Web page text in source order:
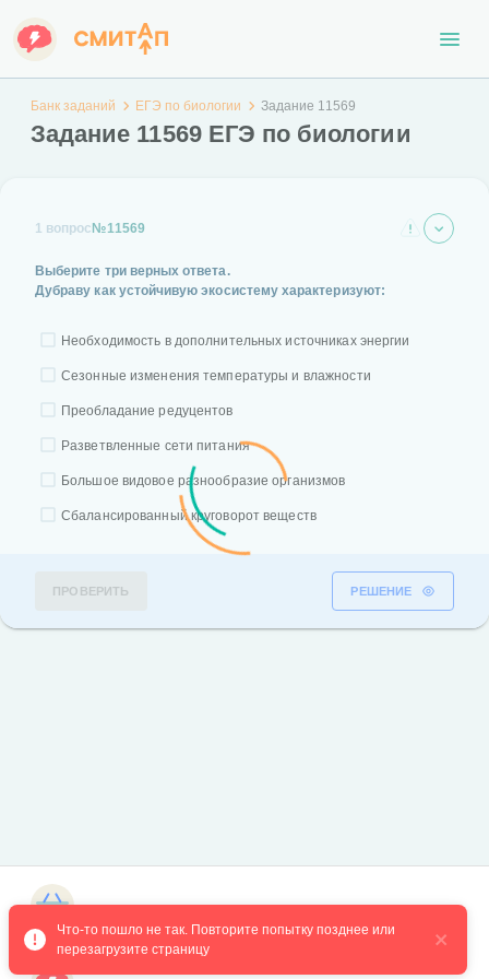
Банк заданий ЕГЭ по биологии Задание 11569
Задание 11569 ЕГЭ по биологии
1 вопрос №11569
Выберите три верных ответа.
Дубраву как устойчивую экосистему характеризуют:
Необходимость в дополнительных источниках энергии
Сезонные изменения температуры и влажности
Преобладание редуцентов
Разветвленные сети питания
Большое видовое разнообразие организмов
Сбалансированный круговорот веществ
ПРОВЕРИТЬ РЕШЕНИЕ
Что-то пошло не так. Повторите попытку позднее или
перезагрузите страницу